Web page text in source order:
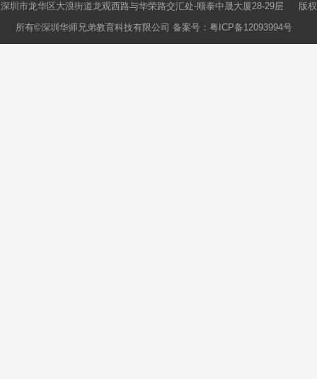
深圳市龙华区大浪街道龙观西路与华荣路交汇处-顺泰中晟大厦28-29层 版权
所有©深圳华师兄弟教育科技有限公司 备案号： 粤ICP备12093994号